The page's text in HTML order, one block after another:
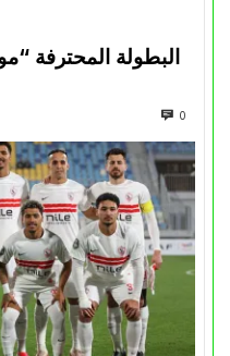
البطولة المحترفة
0